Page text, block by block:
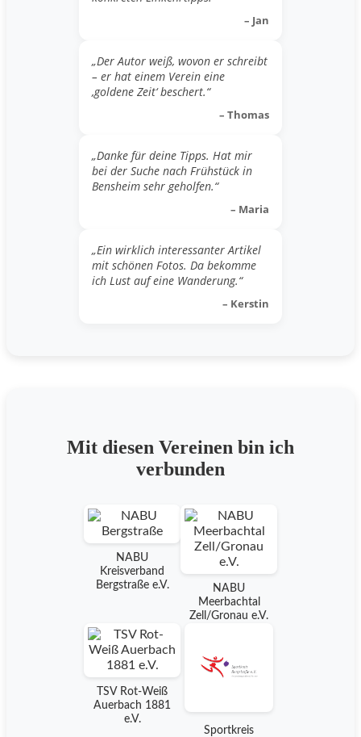
– Jan
„Der Autor weiß, wovon er schreibt
– er hat einem Verein eine
‚goldene Zeit‘ beschert.“
– Thomas
„Danke für deine Tipps. Hat mir
bei der Suche nach Frühstück in
Bensheim sehr geholfen.“
– Maria
„Ein wirklich interessanter Artikel
mit schönen Fotos. Da bekomme
ich Lust auf eine Wanderung.“
– Kerstin
Mit diesen Vereinen bin ich
verbunden
NABU
Kreisverband
Bergstraße e.V.
NABU
Meerbachtal
Zell/Gronau e.V.
TSV Rot-Weiß
Auerbach 1881
e.V.
Sportkreis